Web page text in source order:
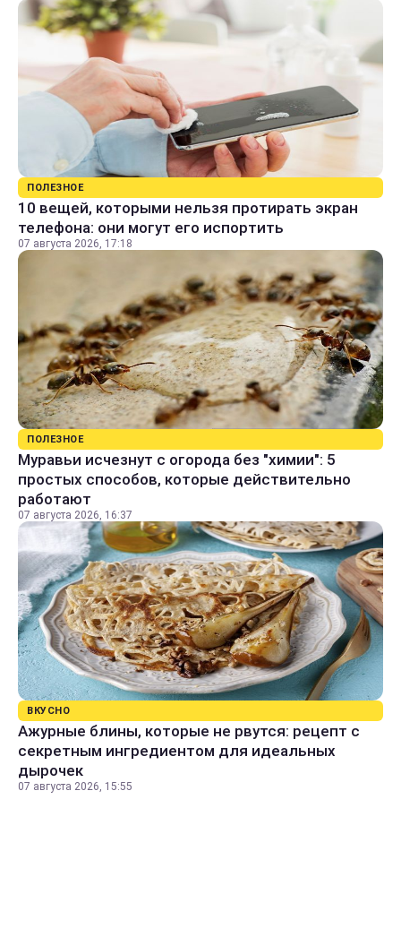
ПОЛЕЗНОЕ
10 вещей, которыми нельзя протирать экран
телефона: они могут его испортить
07 августа 2026, 17:18
ПОЛЕЗНОЕ
Муравьи исчезнут с огорода без "химии": 5
простых способов, которые действительно
работают
07 августа 2026, 16:37
ВКУСНО
Ажурные блины, которые не рвутся: рецепт с
секретным ингредиентом для идеальных
дырочек
07 августа 2026, 15:55